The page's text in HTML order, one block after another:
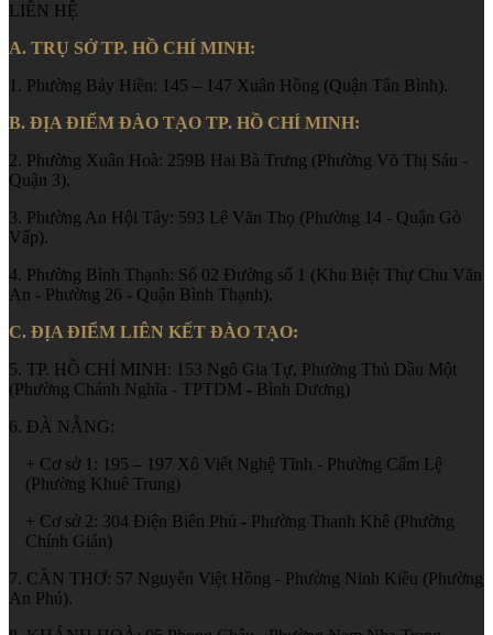
LIÊN HỆ
A. TRỤ SỞ TP. HỒ CHÍ MINH:
1. Phường Bảy Hiền: 145 – 147 Xuân Hồng (Quận Tân Bình).
B. ĐỊA ĐIỂM ĐÀO TẠO TP. HỒ CHÍ MINH:
2. Phường Xuân Hoà: 259B Hai Bà Trưng (Phường Võ Thị Sáu -
Quận 3).
3. Phường An Hội Tây: 593 Lê Văn Thọ (Phường 14 - Quận Gò
Vấp).
4. Phường Bình Thạnh: Số 02 Đường số 1 (Khu Biệt Thự Chu Văn
An - Phường 26 - Quận Bình Thạnh).
C. ĐỊA ĐIỂM LIÊN KẾT ĐÀO TẠO:
5. TP. HỒ CHÍ MINH: 153 Ngô Gia Tự, Phường Thủ Dầu Một
(Phường Chánh Nghĩa - TPTDM - Bình Dương)
6. ĐÀ NẴNG:
+ Cơ sở 1: 195 – 197 Xô Viết Nghệ Tĩnh - Phường Cẩm Lệ
(Phường Khuê Trung)
+ Cơ sở 2: 304 Điện Biên Phủ - Phường Thanh Khê (Phường
Chính Gián)
7. CẦN THƠ: 57 Nguyễn Việt Hồng - Phường Ninh Kiều (Phường
An Phú).